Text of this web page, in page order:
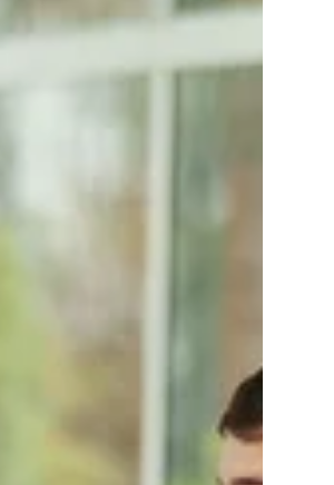
Stephanie Abisror
l’article publié par
sur Stephanie Abisror,